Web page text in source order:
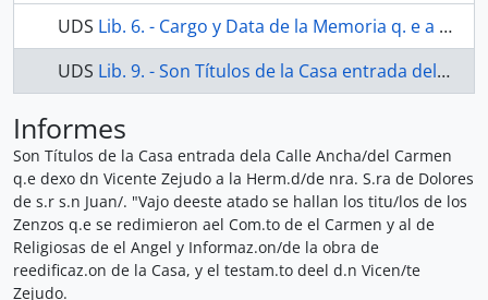
UDS Lib. 6. - Cargo y Data de la Memoria q. e a favor de la Herman d de Nra. S. a de los Dolores sitta en la Parroq. I de s. r s. n Juan fundó Don Vicente Cejudo, Presbitero. Año de 1793.
UDS Lib. 9. - Son Títulos de la Casa entrada dela Calle Ancha/del Carmen q.e dexo dn Vicente Zejudo a la Herm.d/de nra. S.ra de Dolores de s.r s.n Juan/. "Vajo deeste atado se hallan los titu/los de los Zenzos q.e se redimieron ael Com.to de el Carmen y al de Religiosas de el Angel y Informaz.on/de la obra de reedificaz.on de la Casa, y el testam.to deel d.n Vicen/te Zejudo.
Informes
Son Títulos de la Casa entrada dela Calle Ancha/del Carmen
q.e dexo dn Vicente Zejudo a la Herm.d/de nra. S.ra de Dolores
de s.r s.n Juan/. "Vajo deeste atado se hallan los titu/los de los
Zenzos q.e se redimieron ael Com.to de el Carmen y al de
Religiosas de el Angel y Informaz.on/de la obra de
reedificaz.on de la Casa, y el testam.to deel d.n Vicen/te
Zejudo.